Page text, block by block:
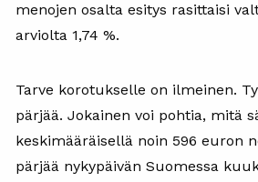
menojen osalta esitys rasittaisi
arviolta 1,74 %.
Tarve korotukselle on ilmeinen.
pärjää. Jokainen voi pohtia, mitä
keskimääräisellä noin 596 euron
pärjää nykypäivän Suomessa